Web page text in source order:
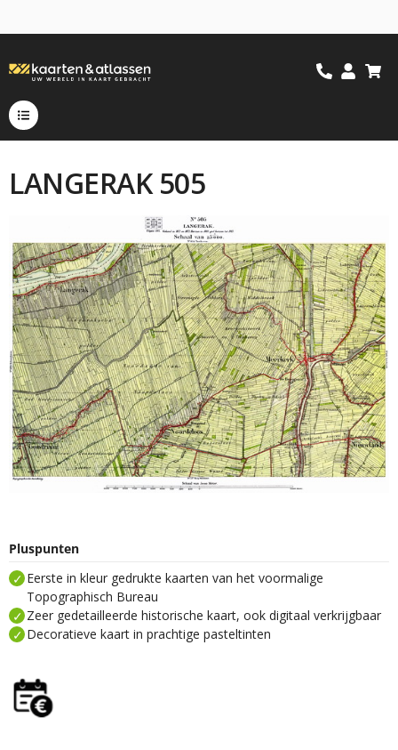
LANGERAK 505
Pluspunten
Eerste in kleur gedrukte kaarten van het voormalige
Topographisch Bureau
Zeer gedetailleerde historische kaart, ook digitaal verkrijgbaar
Decoratieve kaart in prachtige pasteltinten